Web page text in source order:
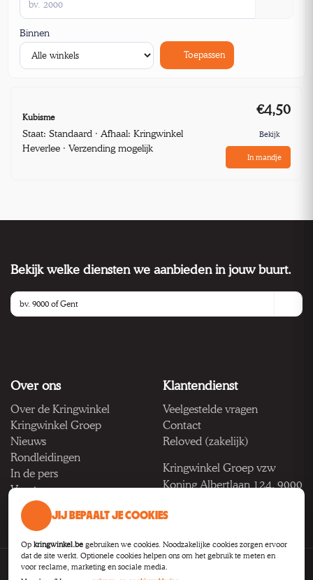
Binnen
Toepassen
Kubisme
Staat: Standaard · Afhaal: Kringwinkel
Heverlee · Verzending mogelijk
€4,50
Bekijk
In mandje
Bekijk welke diensten we aanbieden in jouw buurt.
Over ons
Over de Kringwinkel
Kringwinkel Groep
Nieuws
Rondleidingen
In de pers
Vacatures
Klantendienst
Veelgestelde vragen
Contact
Reloved (zakelijk)
Kringwinkel Groep vzw
Koning Albertlaan 124, 9000
BTW BE 1033.922.208
PrivacyVoorwaardenToegankelijkheid
JIJ BEPAALT JE COOKIES
Op kringwinkel.be gebruiken we cookies. Noodzakelijke cookies zorgen ervoor
dat de site werkt. Optionele cookies helpen ons om het gebruik te meten en
voor reclame, marketing en sociale media.